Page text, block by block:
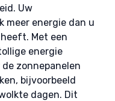
Uw
meer energie dan u
Met een
energie
zonnepanelen
bijvoorbeeld
dagen. Dit